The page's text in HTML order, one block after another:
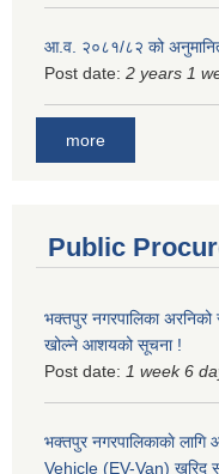
आ.व. २०८१/८२ को
Post date: 2 years 1
more
Public
भक्तपुर नगरपालिका अरनिको
खोल्ने आशयको सूचना !
Post date: 1 week 6
भक्तपुर नगरपालिकाकाे
Vehicle (EV-Van) खरिद